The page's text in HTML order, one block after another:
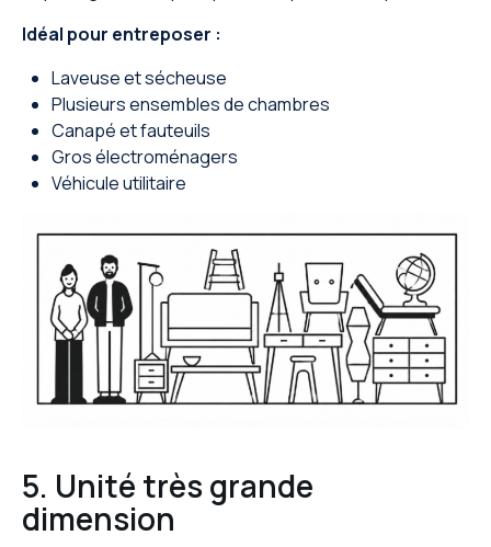
Idéal pour entreposer :
Laveuse et sécheuse
Plusieurs ensembles de chambres
Canapé et fauteuils
Gros électroménagers
Véhicule utilitaire
5. Unité très grande
dimension